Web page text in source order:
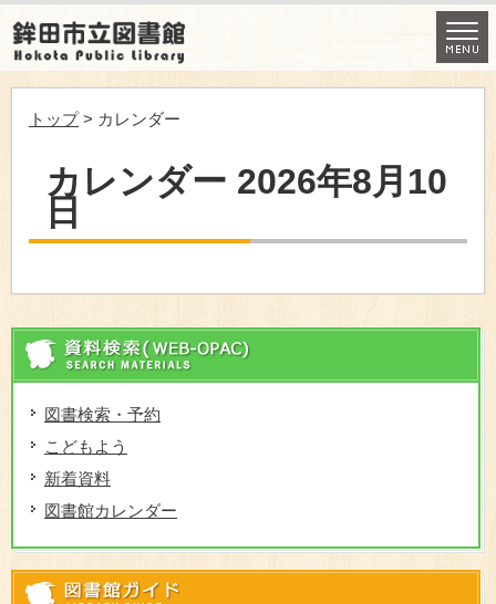
図書検索・予約
こどもよう
新着資料
図書館カレンダー
トップ> カレンダー
カレンダー 2026年8月10
日